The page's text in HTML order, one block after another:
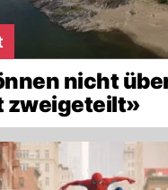
nicht
zweigeteilt»